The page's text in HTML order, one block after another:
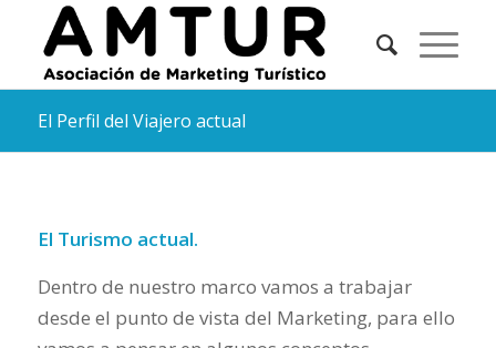
El Perfil del Viajero actual
El Turismo actual.
Dentro de nuestro marco vamos a trabajar
desde el punto de vista del Marketing, para ello